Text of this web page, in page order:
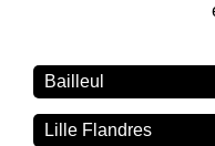
Bailleul
Lille Flandres